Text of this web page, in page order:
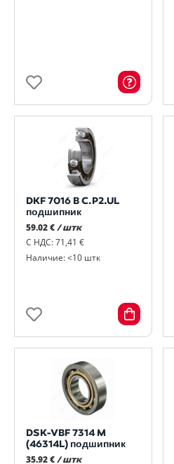
DKF 7016 B C.P2.UL
подшипник
59.02 €/ штк
С НДС: 71,41 €
Наличие: <10 штк
DSK-VBF 7314 M
(46314L) подшипник
35.92 €/ штк